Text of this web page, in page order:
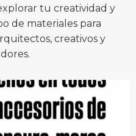
tu creatividad y
de materiales para
creativos y